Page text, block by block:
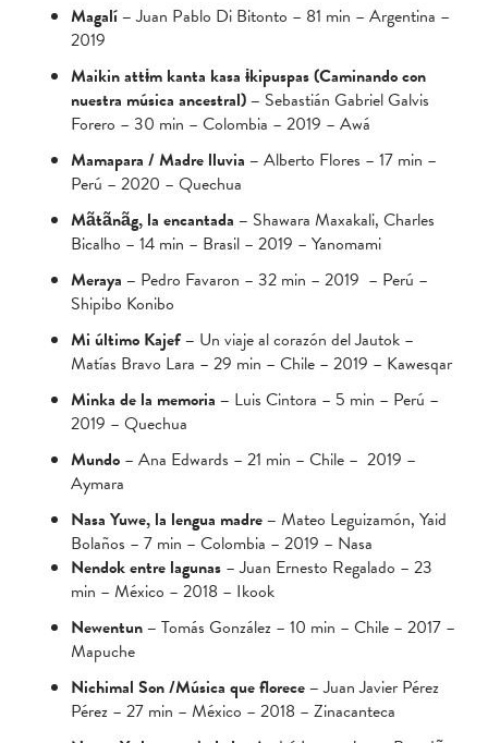
Magalí –Juan Pablo Di Bitonto – 81 min – Argentina –
2019
Maikin attɨm kanta kasa ɨkipuspas (Caminando con
nuestra música ancestral) – Sebastián Gabriel Galvis
Forero – 30 min – Colombia – 2019 – Awá
Mamapara / Madre lluvia – Alberto Flores – 17 min –
Perú – 2020 – Quechua
Mãtãnãg, la encantada – Shawara Maxakali, Charles
Bicalho – 14 min – Brasil – 2019 – Yanomami
Meraya – Pedro Favaron – 32 min – 2019 – Perú –
Shipibo Konibo
Mi último Kajef – Un viaje al corazón del Jautok –
Matías Bravo Lara – 29 min – Chile – 2019 – Kawesqar
Minka de la memoria – Luis Cintora – 5 min – Perú –
2019 – Quechua
Mundo – Ana Edwards – 21 min – Chile – 2019 –
Aymara
Nasa Yuwe, la lengua madre – Mateo Leguizamón, Yaid
Bolaños – 7 min – Colombia – 2019 – Nasa
Nendok entre lagunas – Juan Ernesto Regalado – 23
min – México – 2018 – Ikook
Newentun – Tomás González – 10 min – Chile – 2017 –
Mapuche
Nichimal Son /Música que florece –Juan Javier Pérez
Pérez – 27 min – México – 2018 – Zinacanteca